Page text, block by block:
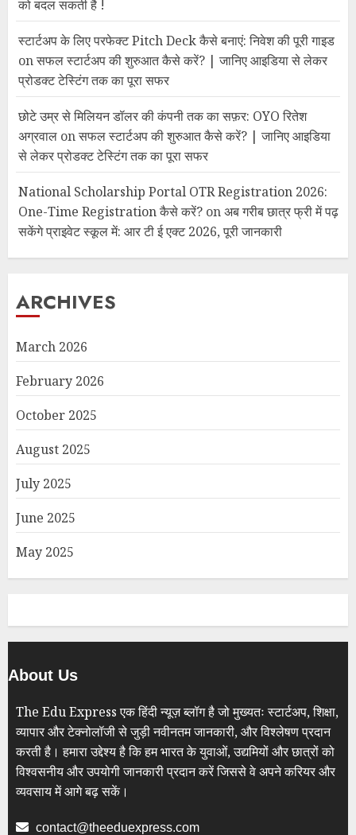
को बदल सकती है !
स्टार्टअप के लिए परफेक्ट Pitch Deck कैसे बनाएं: निवेश की पूरी गाइड
onसफल स्टार्टअप की शुरुआत कैसे करें? | जानिए आइडिया से लेकर
प्रोडक्ट टेस्टिंग तक का पूरा सफर
छोटे उम्र से मिलियन डॉलर की कंपनी तक का सफ़र: OYO रितेश
अग्रवाल onसफल स्टार्टअप की शुरुआत कैसे करें? | जानिए आइडिया
से लेकर प्रोडक्ट टेस्टिंग तक का पूरा सफर
National Scholarship Portal OTR Registration 2026:
One-Time Registration कैसे करें? onअब गरीब छात्र फ्री में पढ़
सकेंगे प्राइवेट स्कूल में: आर टी ई एक्ट 2026, पूरी जानकारी
ARCHIVES
March 2026
February 2026
October 2025
August 2025
July 2025
June 2025
May 2025
About Us
The Edu Express एक हिंदी न्यूज़ ब्लॉग है जो मुख्यतः स्टार्टअप, शिक्षा,
व्यापार और टेक्नोलॉजी से जुड़ी नवीनतम जानकारी, और विश्लेषण प्रदान
करती है। हमारा उद्देश्य है कि हम भारत के युवाओं, उद्यमियों और छात्रों को
विश्वसनीय और उपयोगी जानकारी प्रदान करें जिससे वे अपने करियर और
व्यवसाय में आगे बढ़ सकें।
contact@theeduexpress.com